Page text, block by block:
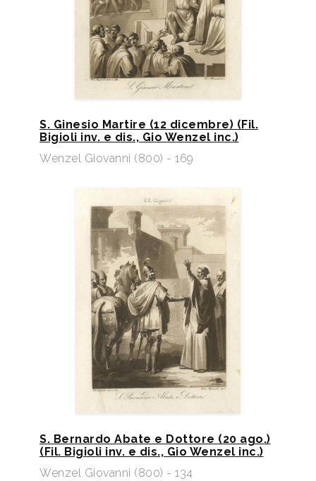
S. Ginesio Martire (12 dicembre) (Fil.
Bigioli inv. e dis., Gio Wenzel inc.)
Wenzel Giovanni (800) - 169
S. Bernardo Abate e Dottore (20 ago.)
(Fil. Bigioli inv. e dis., Gio Wenzel inc.)​
Wenzel Giovanni (800) - 134